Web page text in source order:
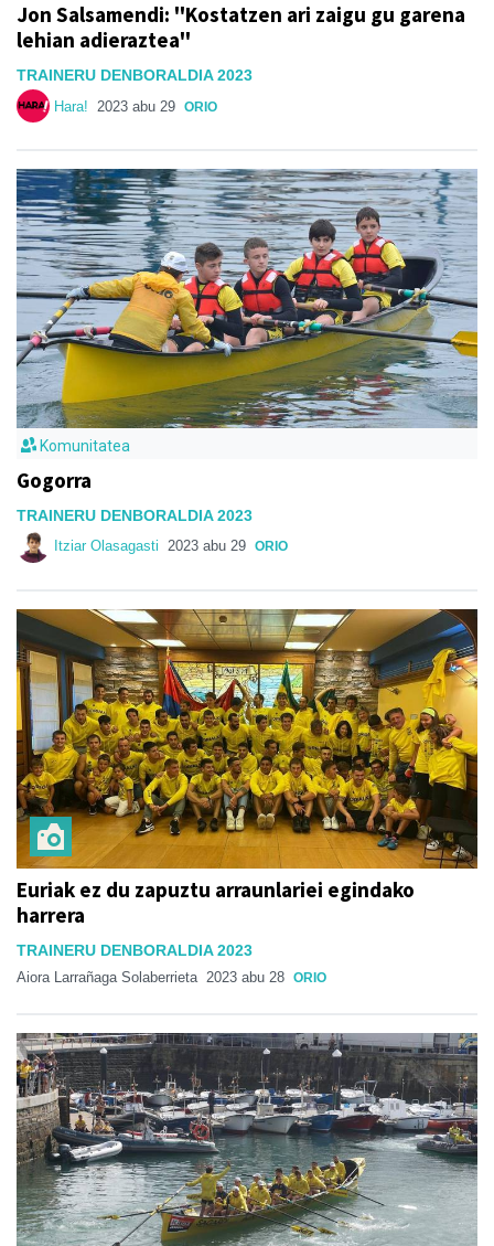
Jon Salsamendi: ''Kostatzen ari zaigu gu garena
lehian adieraztea''
TRAINERU DENBORALDIA 2023
Hara! 2023 abu 29 ORIO
Komunitatea
Gogorra
TRAINERU DENBORALDIA 2023
Itziar Olasagasti 2023 abu 29 ORIO
Euriak ez du zapuztu arraunlariei egindako
harrera
TRAINERU DENBORALDIA 2023
Aiora Larrañaga Solaberrieta 2023 abu 28 ORIO